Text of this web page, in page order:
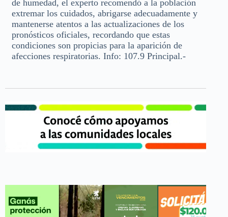
de humedad, el experto recomendó a la población
extremar los cuidados, abrigarse adecuadamente y
mantenerse atentos a las actualizaciones de los
pronósticos oficiales, recordando que estas
condiciones son propicias para la aparición de
afecciones respiratorias. Info: 107.9 Principal.-